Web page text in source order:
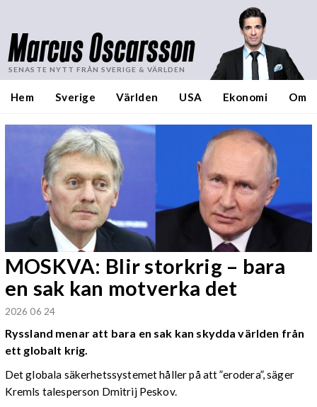
Marcus Oscarsson
SENASTE NYTT FRÅN SVERIGE & VÄRLDEN
Hem Sverige Världen USA Ekonomi Om
MOSKVA: Blir storkrig – bara
en sak kan motverka det
2026 06 24
Ryssland menar att bara en sak kan skydda världen från
ett globalt krig.
Det globala säkerhetssystemet håller på att ”erodera”, säger
Kremls talesperson Dmitrij Peskov.